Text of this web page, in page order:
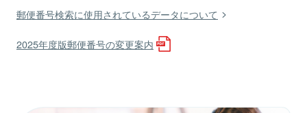
郵便番号検索に使用されているデータについて
2025年度版郵便番号の変更案内